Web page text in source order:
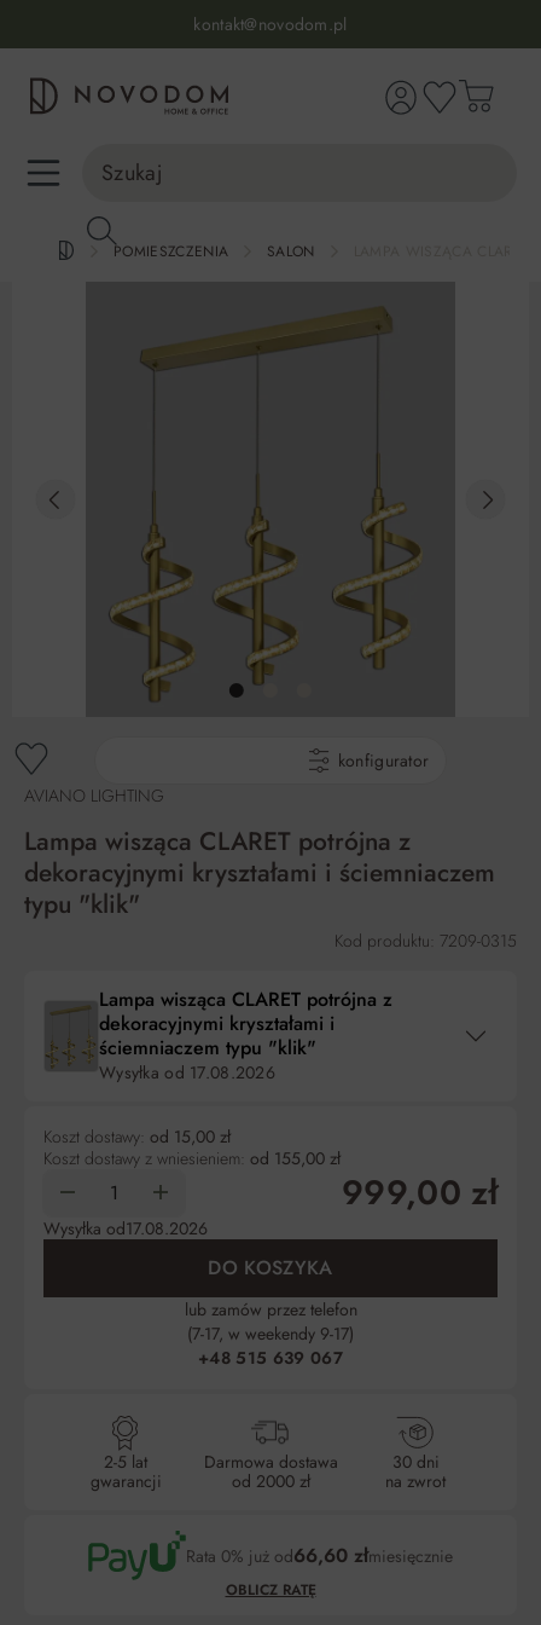
kontakt@novodom.pl
Dostawa z wniesieniem
30 dni na zwrot lub wymianę
98% zadowolonych klientów
POMIESZCZENIA SALON
AVIANO LIGHTING
konfigurator
Lampa wisząca CLARET potrójna z
dekoracyjnymi kryształami i ściemniaczem
typu "klik"
Kod produktu: 7209-0315
Lampa wisząca CLARET potrójna z
dekoracyjnymi kryształami i
ściemniaczem typu "klik"
Wysyłka od 17.08.2026
Koszt dostawy: od 15,00 zł
Koszt dostawy z wniesieniem: od 155,00 zł
999,00 zł
Wysyłka od17.08.2026
DO KOSZYKA
lub zamów przez telefon
(7-17, w weekendy 9-17)
+48 515 639 067
2-5 lat
gwarancji
Darmowa dostawa
od 2000 zł
30 dni
na zwrot
Rata 0% już od66,60 złmiesięcznie
OBLICZ RATĘ